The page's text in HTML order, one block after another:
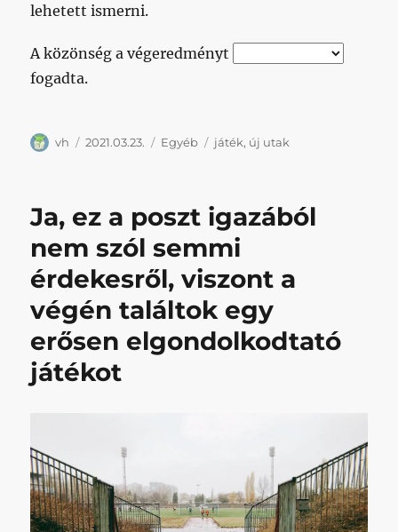
lehetett ismerni.
A közönség a végeredményt
fogadta.
Szerző
vh Közzétéve
2021.03.23. Kategória
Egyéb Címke
játék, új utak
Ja, ez a poszt igazából
nem szól semmi
érdekesről, viszont a
végén találtok egy
erősen elgondolkodtató
játékot